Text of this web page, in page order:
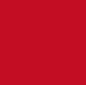
大的幼犬最適合開始訓
週大）。3-16週是社會
幼犬如廁訓練需要多久
說「不」，並引導至適
糞便變軟或拉稀。如果
能跟著「鬧脾氣」。冬
吹。夏天補充水分，可
影響。重點提醒：換季
境，幫助毛孩適應！ 貓
狂？別擔心！其實只要
少貓咪掉毛情況。從梳
步不僅能幫助貓咪維持
必備神器就是各種梳子
。定期梳理可以幫貓咪
門款，觀察一下貓咪的
用用品貓碗$300貓窩
出籠$1,000一次性養貓
專屬他的「寶座」，當